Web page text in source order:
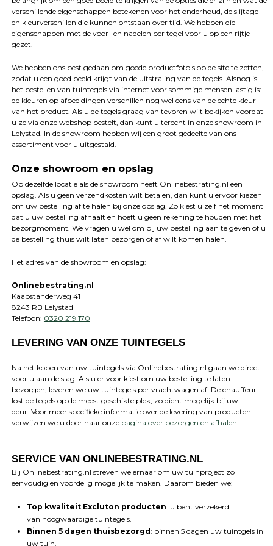
verschillende eigenschappen betekenen voor het onderhoud, de slijtage
en kleurverschillen die kunnen ontstaan over tijd. We hebben die
eigenschappen met de voor- en nadelen per tegel voor u op een rijtje
gezet.
We hebben ons best gedaan om goede productfoto's op de site te zetten,
zodat u een goed beeld krijgt van de uitstraling van de tegels. Alsnog is
het bestellen van tuintegels via internet voor sommige mensen lastig is:
de kleuren op afbeeldingen verschillen nog wel eens van de echte kleur
van het product. Als u de tegels graag van tevoren wilt bekijken voordat
u ze via onze webshop bestelt, dan kunt u terecht in onze showroom in
Lelystad. In de showroom hebben wij een groot gedeelte van ons
assortiment voor u uitgestald.
Onze showroom en opslag
Op dezelfde locatie als de showroom heeft Onlinebestrating.nl een
opslag. Als u geen verzendkosten wilt betalen, dan kunt u ervoor kiezen
om uw bestelling af te halen bij onze opslag. Zo kiest u zelf het moment
dat u uw bestelling afhaalt en hoeft u geen rekening te houden met het
bezorgmoment. We vragen u wel om bij uw bestelling aan te geven of u
de bestelling thuis wilt laten bezorgen of af wilt komen halen.
Het adres van de showroom en opslag:
Onlinebestrating.nl
Kaapstanderweg 41
8243 RB Lelystad
Telefoon: 0320 219 170
LEVERING VAN ONZE TUINTEGELS
Na het kopen van uw tuintegels via Onlinebestrating.nl gaan we direct
voor u aan de slag. Als u er voor kiest om uw bestelling te laten
bezorgen, leveren we uw tuintegels per vrachtwagen af. De chauffeur
lost de tegels op de meest geschikte plek, zo dicht mogelijk bij uw
deur. Voor meer specifieke informatie over de levering van producten
verwijzen we u door naar onze pagina over bezorgen en afhalen.
SERVICE VAN ONLINEBESTRATING.NL
Bij Onlinebestrating.nl streven we ernaar om uw tuinproject zo
eenvoudig en voordelig mogelijk te maken. Daarom bieden we:
Top kwaliteit Excluton producten: u bent verzekerd
van hoogwaardige tuintegels.
Binnen 5 dagen thuisbezorgd: binnen 5 dagen uw tuintgels in
uw tuin.